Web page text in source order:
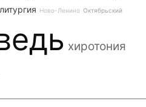
литургия Ново-Ленино Октябрьский
хиротония